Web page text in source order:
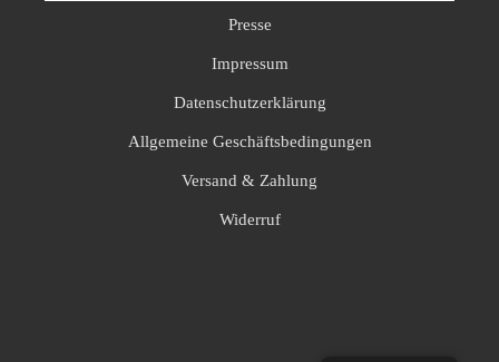
Presse
Impressum
Datenschutzerklärung
Allgemeine Geschäftsbedingungen
Versand & Zahlung
Widerruf